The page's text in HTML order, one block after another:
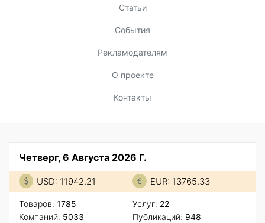
Статьи
События
Рекламодателям
О проекте
Контакты
Четверг, 6 Августа 2026 Г.
USD: 11942.21 EUR: 13765.33
Товаров: 1785
Компаний: 5033
Услуг: 22
Публикаций: 948